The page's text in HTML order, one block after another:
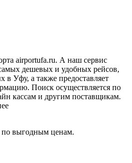
airportufa.ru. А наш сервис
дешевых и удобных рейсов,
Уфу, а также предоставляет
Поиск осуществляется по
кассам и другим поставщикам.
выгодным ценам.